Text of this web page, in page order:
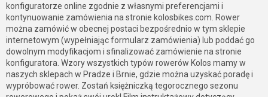
konfiguratorze online zgodnie z własnymi preferencjami i
kontynuowanie zamówienia na stronie kolosbikes.com. Rower
można zamówić w obecnej postaci bezpośrednio w tym sklepie
internetowym (wypełniając formularz zamówienia) lub poddać go
dowolnym modyfikacjom i sfinalizować zamówienie na stronie
konfiguratora. Wzory wszystkich typów rowerów Kolos mamy w
naszych sklepach w Pradze i Brnie, gdzie można uzyskać poradę i
wypróbować rower. Zostań księżniczką tegorocznego sezonu